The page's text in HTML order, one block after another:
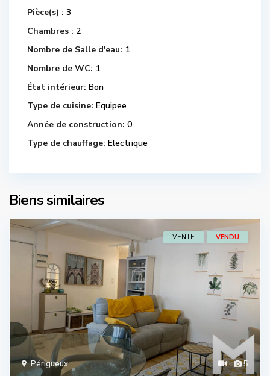
Pièce(s) : 3
Chambres : 2
Nombre de Salle d'eau: 1
Nombre de WC: 1
État intérieur: Bon
Type de cuisine: Equipee
Année de construction: 0
Type de chauffage: Electrique
Biens similaires
5
Périgueux
VENTE VENDU